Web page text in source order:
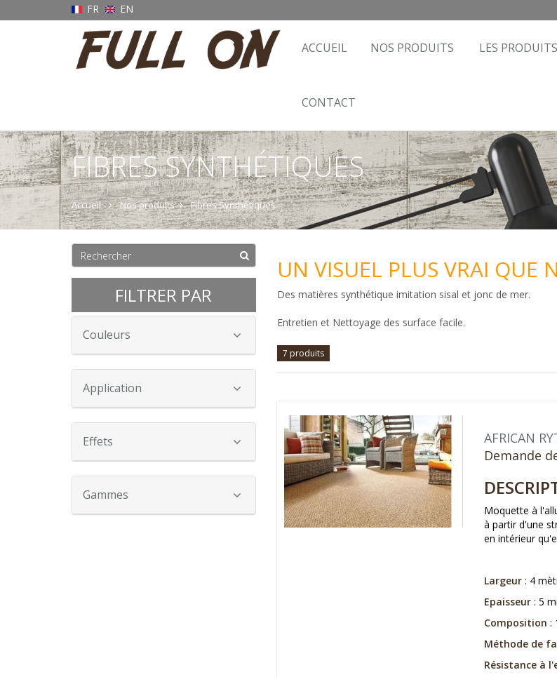
FR EN
ACCUEIL NOS PRODUITS LES
CONTACT
FIBRES SYNTHÉTIQUES
Accueil Nos produits Fibres Synthétiques
FILTRER PAR
Couleurs
Application
Effets
Gammes
UN VISUEL PLUS VRAI QUE
Des matières synthétique imitation sisal et jonc de mer.
Entretien et Nettoyage des surface facile.
7 produits
AFRICAN
Demande
Moquette à
à partir d'une
en intérieur
Largeur : 4
Epaisseur : 5
Composition :
Méthode de
Résistance à